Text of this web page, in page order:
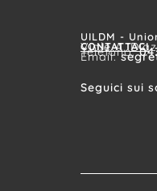
UILDM -
CONTATTACI
Viale A.
Telefono:
Email:
Seguici sui